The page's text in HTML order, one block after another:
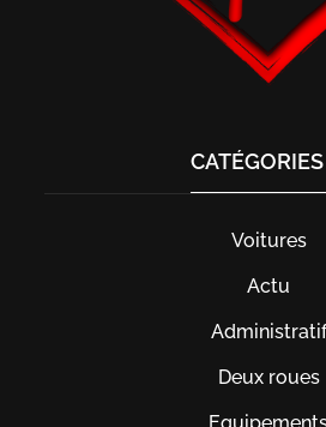
CATÉGORIES
Voitures
Actu
Administratif
Deux roues